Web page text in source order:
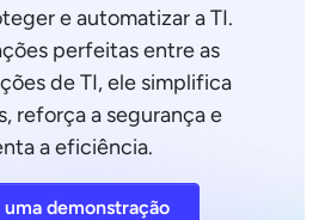
e automatizar a TI.
perfeitas entre as
de TI, ele simplifica
reforça a segurança e
a eficiência.
demonstração